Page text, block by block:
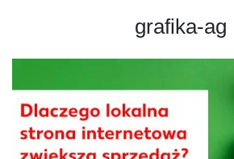
grafika-ag